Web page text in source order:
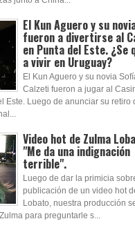
El Kun Aguero y su
fueron a divertirse al
en Punta del Este. ¿Se
a vivir en Uruguay?
El Kun Aguero y su novia
Calzeti fueron a jugar al
Este. Luego de anunciar su retiro
Video hot de Zulma
"Me da una indignación
terrible".
Luego de dar la primicia
publicación de un video hot
Lobato, nuestra producción
para preguntarle s...